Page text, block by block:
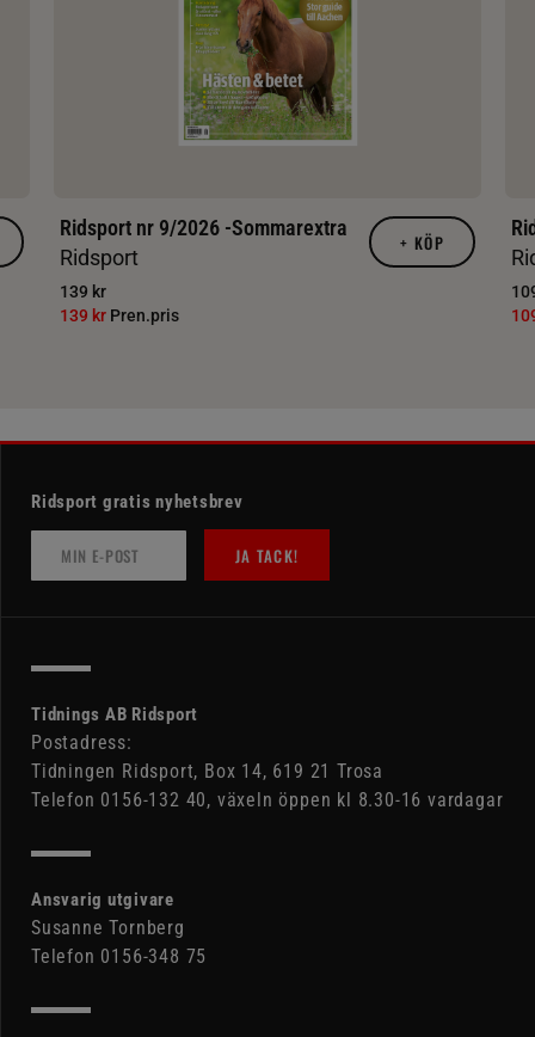
Ridsport nr 9/2026 -Sommarextra
Ridsport
139 kr
139 kr Pren.pris
+ KÖP
Ridsport gratis nyhetsbrev
JA TACK!
Tidnings AB Ridsport
Postadress:
Tidningen Ridsport, Box 14, 619 21 Trosa
Telefon 0156-132 40, växeln öppen kl 8.30-16 vardagar
Ansvarig utgivare
Susanne Tornberg
Telefon 0156-348 75